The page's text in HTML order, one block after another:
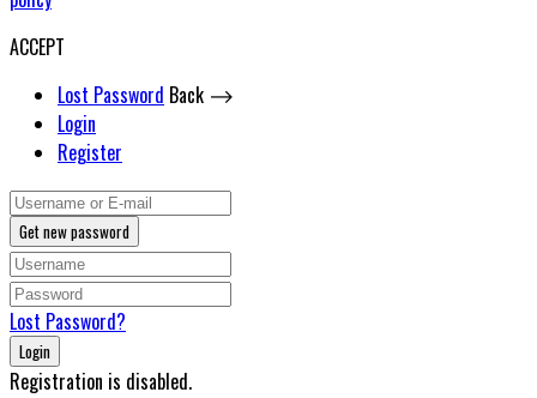
ACCEPT
Lost Password Back ⟶
Login
Register
Get new password
Lost Password?
Login
Registration is disabled.